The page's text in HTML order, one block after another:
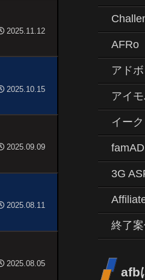
2025.11.12
2025.10.15
2025.09.09
2025.08.11
2025.08.05
AFRo
アド
アイ
イー
famAD
3G
終了
afb